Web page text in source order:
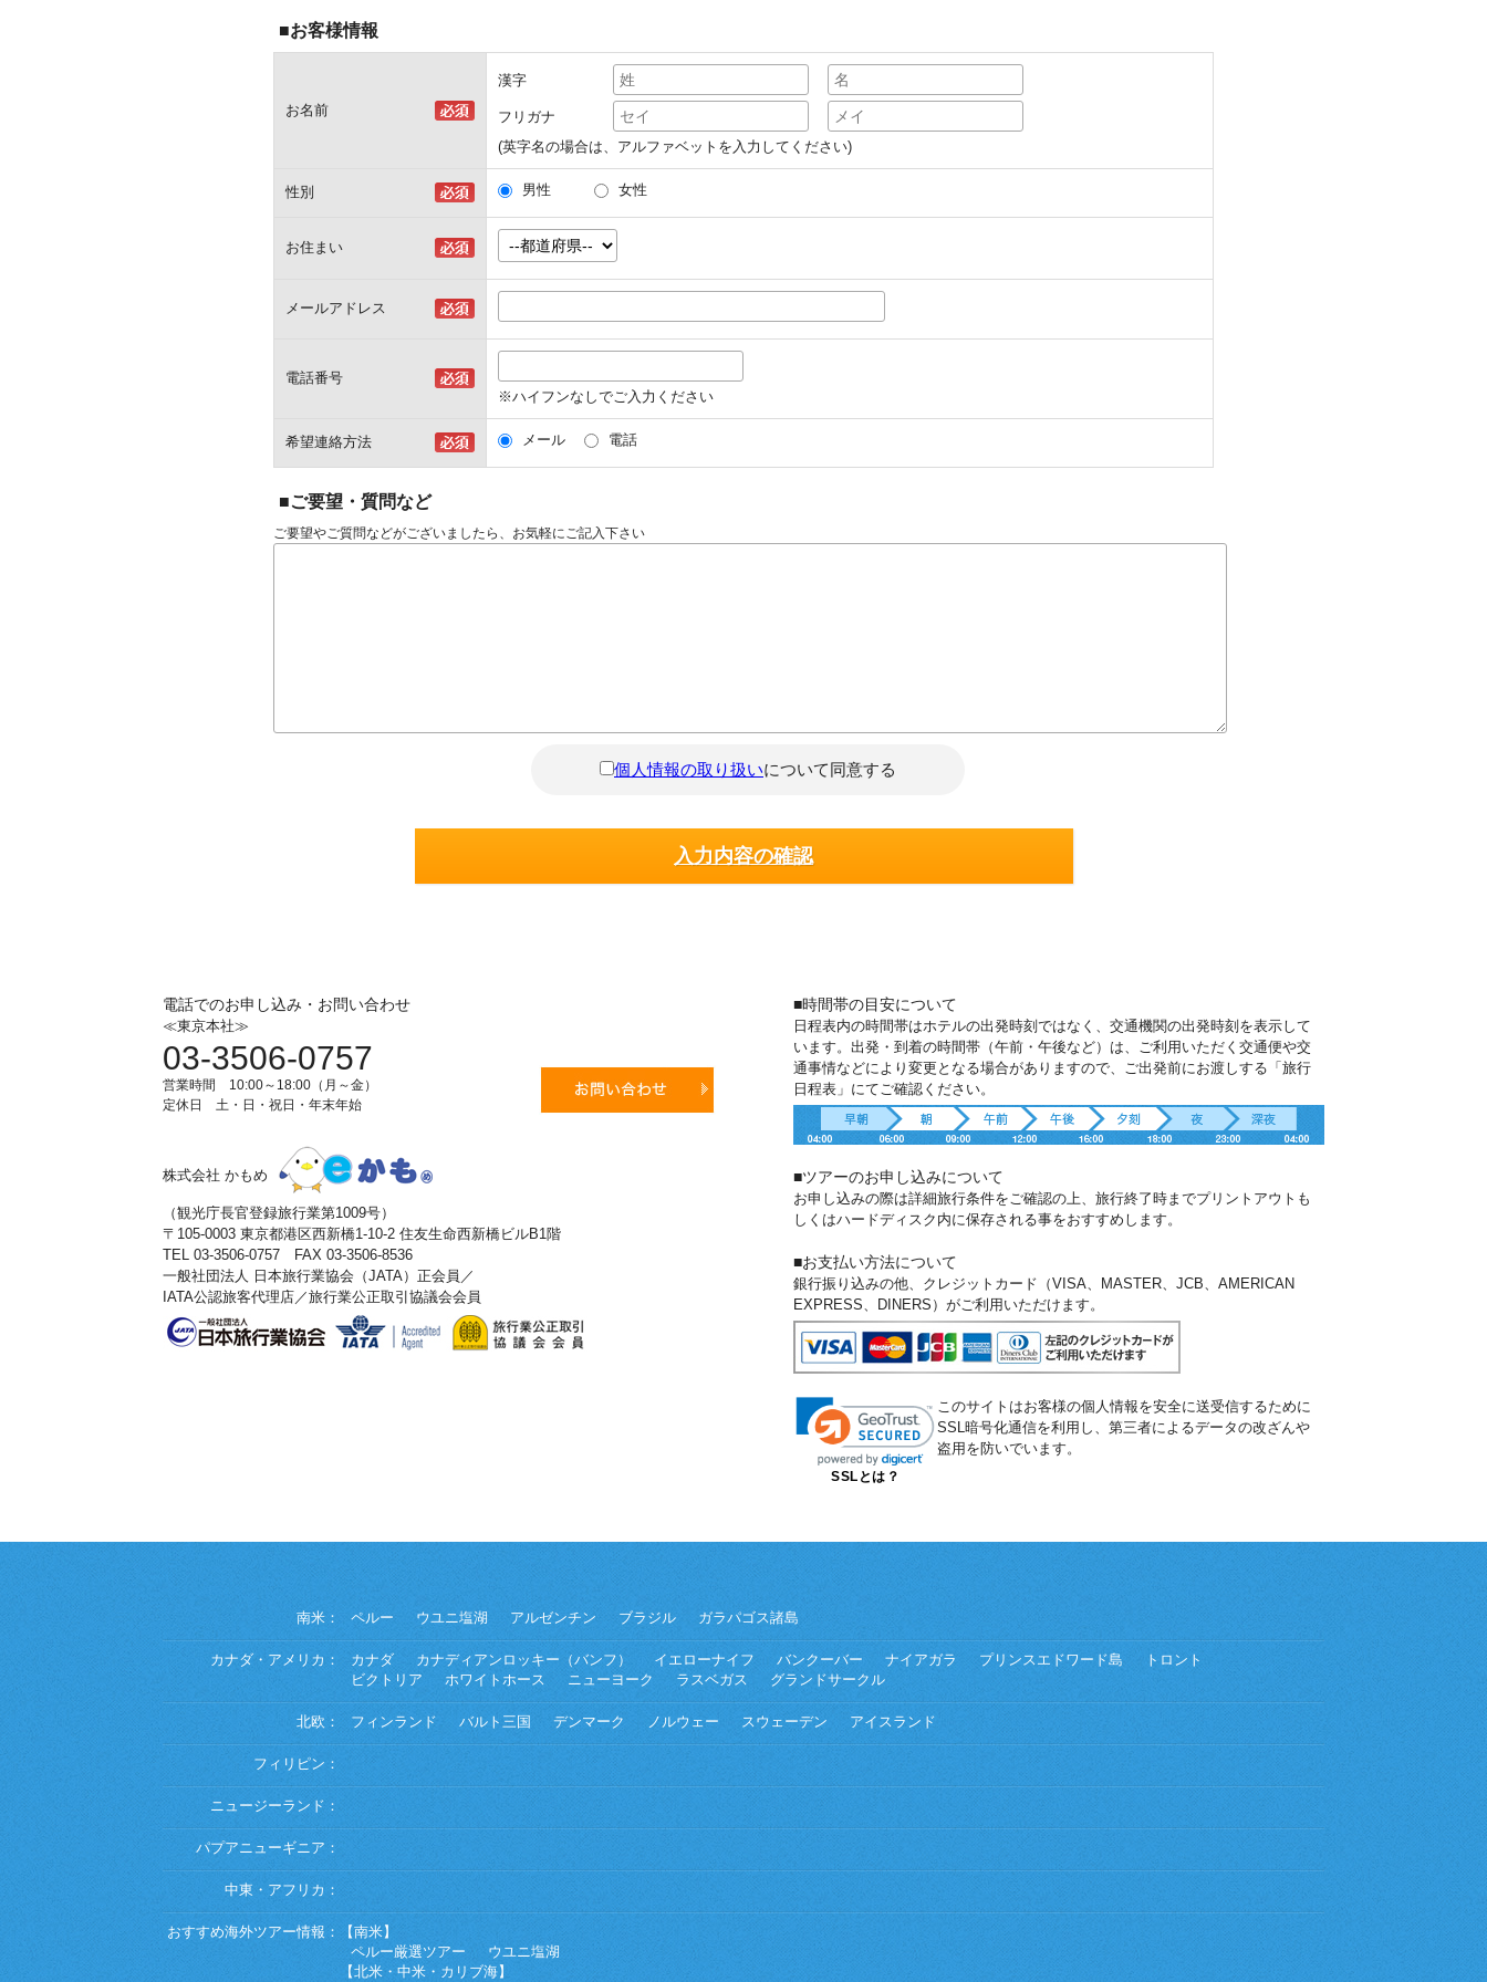
■お客様情報
お名前
漢字
フリガナ
(英字名の場合は、アルファベットを入力してください)
性別 男性 女性
お住まい
メールアドレス
電話番号
※ハイフンなしでご入力ください
希望連絡方法 メール 電話
■ご要望・質問など
ご要望やご質問などがございましたら、お気軽にご記入下さい
個人情報の取り扱いについて同意する
電話でのお申し込み・お問い合わせ
≪東京本社≫
03-3506-0757
営業時間 10:00～18:00（月～金）
定休日 土・日・祝日・年末年始
株式会社 かもめ
（観光庁長官登録旅行業第1009号）
〒105-0003 東京都港区西新橋1-10-2 住友生命西新橋ビルB1階
TEL 03-3506-0757 FAX 03-3506-8536
一般社団法人 日本旅行業協会（JATA）正会員／
IATA公認旅客代理店／旅行業公正取引協議会会員
■時間帯の目安について
日程表内の時間帯はホテルの出発時刻ではなく、交通機関の出発時刻を表示して
います。出発・到着の時間帯（午前・午後など）は、ご利用いただく交通便や交
通事情などにより変更となる場合がありますので、ご出発前にお渡しする「旅行
日程表」にてご確認ください。
■ツアーのお申し込みについて
お申し込みの際は詳細旅行条件をご確認の上、旅行終了時までプリントアウトも
しくはハードディスク内に保存される事をおすすめします。
■お支払い方法について
銀行振り込みの他、クレジットカード（VISA、MASTER、JCB、AMERICAN
EXPRESS、DINERS）がご利用いただけます。
SSLとは？
このサイトはお客様の個人情報を安全に送受信するために
SSL暗号化通信を利用し、第三者によるデータの改ざんや
盗用を防いでいます。
南米： ペルー ウユニ塩湖 アルゼンチン ブラジル ガラパゴス諸島
カナダ・アメリカ： カナダ カナディアンロッキー（バンフ） イエローナイフ バンクーバー ナイアガラ プリンスエドワード島
トロント
ビクトリア
ホワイトホース ニューヨーク ラスベガス グランドサークル
北欧： フィンランド バルト三国 デンマーク ノルウェー スウェーデン アイスランド
フィリピン：
ニュージーランド：
パプアニューギニア：
中東・アフリカ：
おすすめ海外ツアー情報：
【南米】
ペルー厳選ツアー
ウユニ塩湖
【北米・中米・カリブ海】